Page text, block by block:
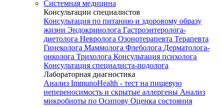
Системная медицина
Консультации специалистов
Консультация по питанию и здоровому образу
жизни Эндокринолога Гастроэнтеролога-
диетолога Невролога Озонотерапевта Терапевта
Гинеколога Маммолога Флеболога Дерматолога-
онколога Трихолога Консультация психолога
Консультация специалиста-подолога
Лабораторная диагностика
Анализ ImmunoHealth - тест на пищевую
непереносимость и скрытые аллергены Анализ
микробиоты по Осипову Оценка состояния